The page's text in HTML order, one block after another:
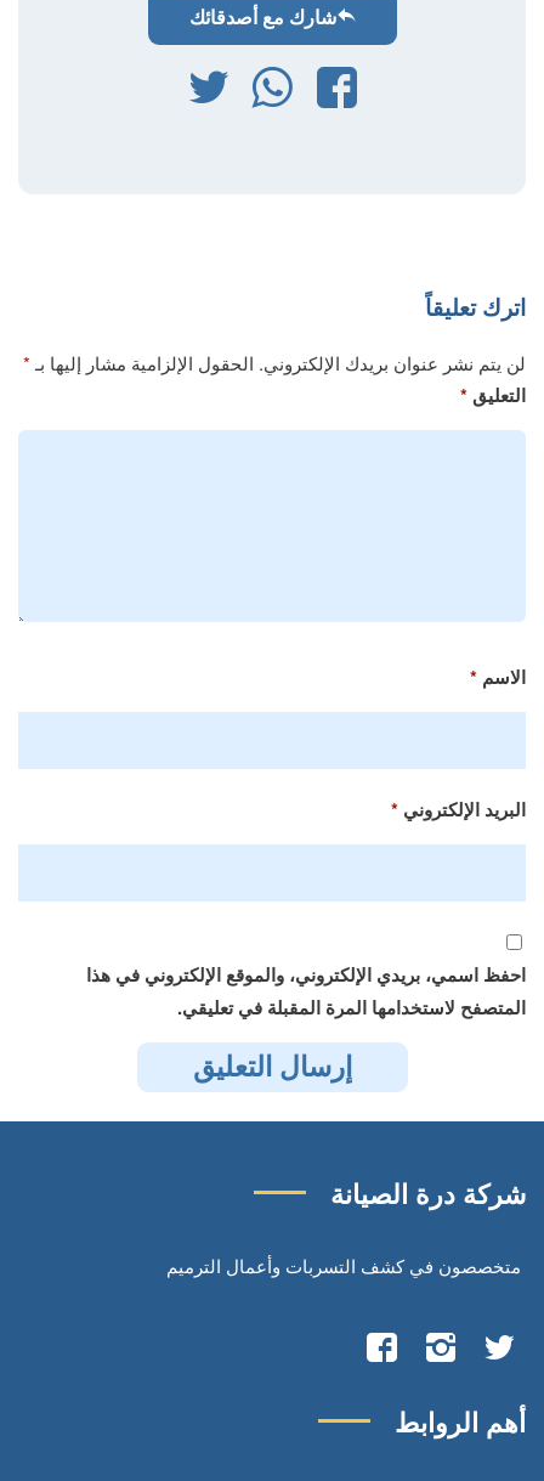
شارك مع أصدقائك
فيسبوكواتساب
اترك تعليقاً
لن يتم نشر عنوان بريدك الإلكتروني. الحقول الإلزامية مشار إليها بـ *
التعليق*
الاسم *
البريد الإلكتروني *
احفظ اسمي، بريدي الإلكتروني، والموقع الإلكتروني في هذا
المتصفح لاستخدامها المرة المقبلة في تعليقي.
شركة درة الصيانة
متخصصون في كشف التسربات وأعمال الترميم
تابعنا
على
تابعنا
على
تابعنا
على أهم الروابط